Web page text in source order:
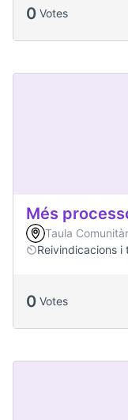
0 Votes
Més
Taula
Reivindicacions i
0 Votes